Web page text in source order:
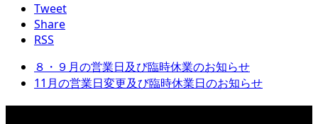
Tweet
Share
RSS
８・９月の営業日及び臨時休業のお知らせ
11月の営業日変更及び臨時休業日のお知らせ